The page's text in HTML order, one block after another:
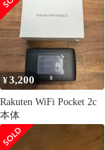
¥3,200
Rakuten WiFi Pocket 2c
本体